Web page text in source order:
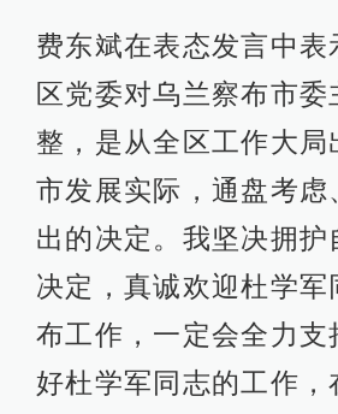
费东斌在表态发言中表
区党委对乌兰察布市委
整，是从全区工作大局
市发展实际，通盘考虑
出的决定。我坚决拥护
决定，真诚欢迎杜学军
布工作，一定会全力支
好杜学军同志的工作，